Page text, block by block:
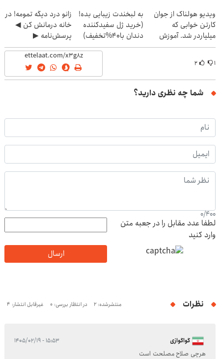
ویدیو هولناک از جوان
کارتن خوابی که
میلیاردر شد. آموزش
رایگان
به لبخندت زیبایی بده!
(خرید ژل سفیدکننده
دندان با40%تخفیف)
زانو درد دیگه تمومه! در
خانه درمانش کن ◀
پرسش‌نامه ▶
۱ ۲
شما چه نظری دارید؟
0/400
لطفا عدد مقابل را در جعبه متن
وارد کنید
ارسال
نظرات منتشرشده: 2 در انتظار بررسی: 0 غیرقابل انتشار: 4
گواگوازی ۱۵:۵۳ - ۱۴۰۵/۰۲/۱۹
هرچی صلاح مصلحت است